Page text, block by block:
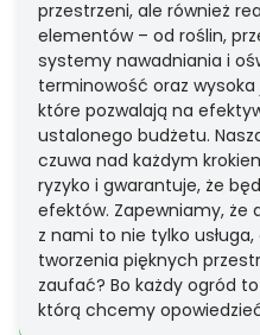
przestrzeni, ale również
elementów – od roślin,
systemy nawadniania i
terminowość oraz
które pozwalają na
ustalonego budżetu.
czuwa nad każdym
ryzyko i gwarantuje, że
efektów. Zapewniamy, że
z nami to nie tylko
tworzenia pięknych
zaufać? Bo każdy ogród
którą chcemy